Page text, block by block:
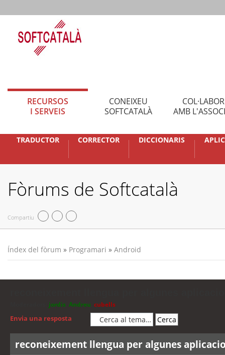
RECURSOS
I SERVEIS
CONEIXEU
SOFTCATALÀ
AMB
TRADUCTOR CORRECTOR DICCIONARIS
Fòrums de Softcatalà
Compartiu
Índex del fòrum » Programari » Android
jordis Andreu cubells
Envia una resposta
reconeixement llengua per algunes